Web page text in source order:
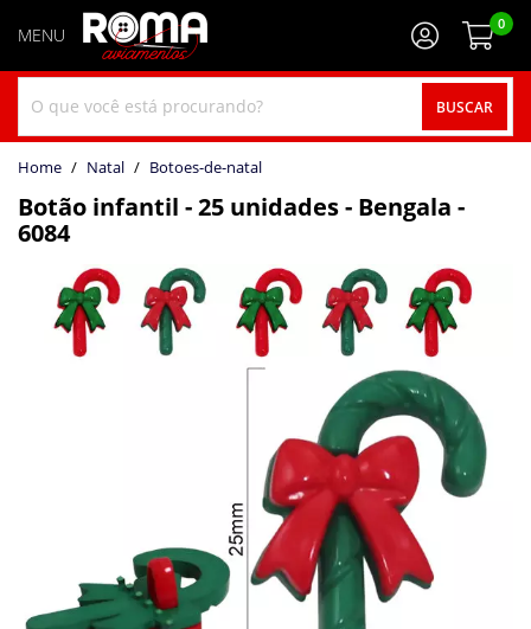
BUSCAR
0
home Natal botoes-de-natal
Botão infantil - 25 unidades - Bengala -
6084